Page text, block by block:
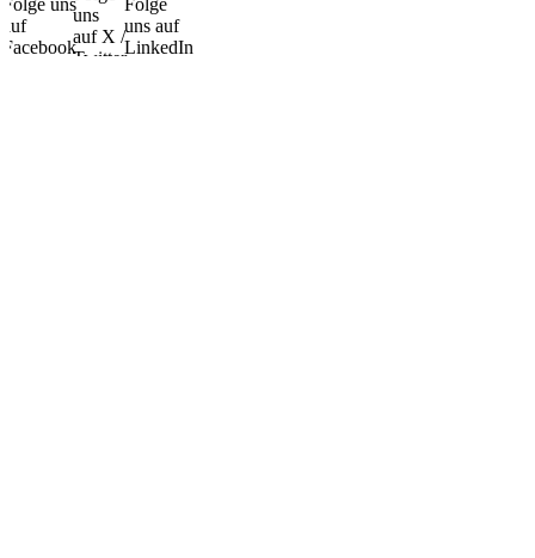
Folge uns
auf
Facebook
uns
auf X /
Twitter
Folge
uns auf
LinkedIn